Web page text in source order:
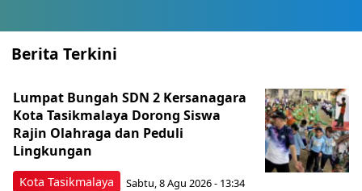
Berita Terkini
Kota Tasikmalaya
Lumpat Bungah SDN 2 Kersanagara
Kota Tasikmalaya Dorong Siswa
Rajin Olahraga dan Peduli
Lingkungan
Sabtu, 8 Agu 2026 - 13:34